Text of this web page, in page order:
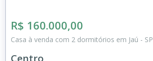
R$ 160.000,00
Casa à venda com 2 dormitórios em Jaú - SP